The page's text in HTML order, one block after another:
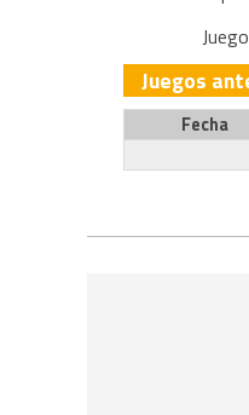
Juegos
Fecha